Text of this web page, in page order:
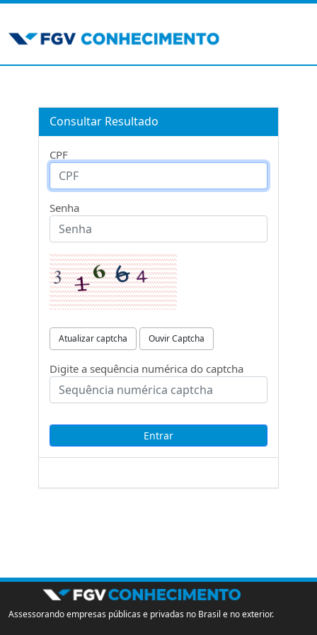
Consultar Resultado
CPF
Senha
Atualizar captcha Ouvir Captcha
Digite a sequência numérica do captcha
Assessorando empresas públicas e privadas no Brasil e no exterior.